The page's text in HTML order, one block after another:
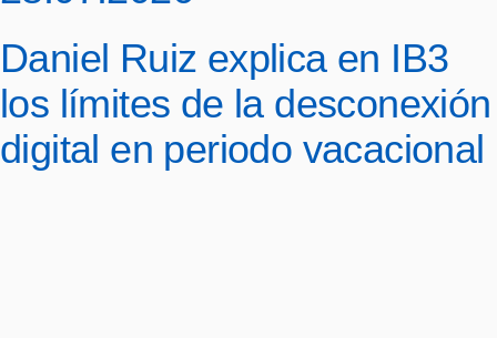
Daniel Ruiz explica en IB3
los límites de la desconexión
digital en periodo vacacional